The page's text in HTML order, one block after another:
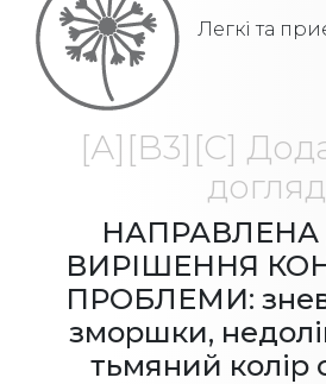
Легкі та
[А][B3][С]
догляд
НАПРАВЛЕНА
ВИРІШЕННЯ
ПРОБЛЕМИ:
зморшки,
тьмяний колір